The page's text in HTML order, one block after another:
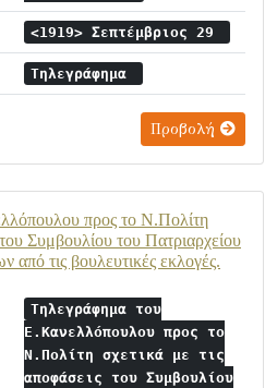
<1919> Σεπτέμβριος 29
Τηλεγράφημα
Προβολή
προς το Ν.Πολίτη
Συμβουλίου του Πατριαρχείου
από τις βουλευτικές εκλογές.
Τηλεγράφημα του
Ε.Κανελλόπουλου προς το
Ν.Πολίτη σχετικά με τις
αποφάσεις του Συμβουλίου